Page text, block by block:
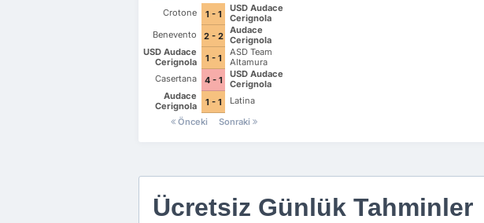
Crotone 1 - 1
USD Audace
Cerignola
Benevento
2 - 2
Audace
Cerignola
USD Audace
Cerignola
1 - 1
ASD Team
Altamura
Casertana
4 - 1
USD Audace
Cerignola
Audace
Cerignola
1 - 1
Latina
Önceki
Sonraki
Ücretsiz Günlük Tahminler